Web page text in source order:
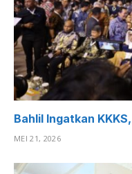
Bahlil Ingatkan
MEI 21, 2026